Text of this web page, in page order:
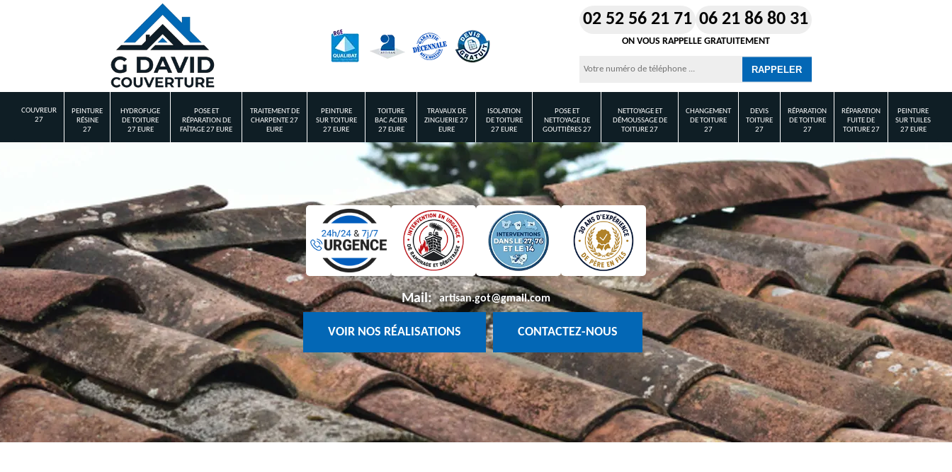
02 52 56 21 71 06 21 86 80 31
ON VOUS RAPPELLE GRATUITEMENT
COUVREUR
27
PEINTURE
RÉSINE
27
HYDROFUGE
DE TOITURE
27 EURE
POSE ET
RÉPARATION DE
FAÎTAGE 27 EURE
TRAITEMENT DE
CHARPENTE 27
EURE
PEINTURE
SUR TOITURE
27 EURE
TOITURE
BAC ACIER
27 EURE
TRAVAUX DE
ZINGUERIE 27
EURE
ISOLATION
DE TOITURE
27 EURE
POSE ET
NETTOYAGE DE
GOUTTIÈRES 27
NETTOYAGE ET
DÉMOUSSAGE DE
TOITURE 27
CHANGEMENT
DE TOITURE
27
DEVIS
TOITURE
27
RÉPARATION
DE TOITURE
27
RÉPARATION
FUITE DE
TOITURE 27
PEINTURE
SUR TUILES
27 EURE
Mail: artisan.got@gmail.com
VOIR NOS RÉALISATIONS CONTACTEZ-NOUS